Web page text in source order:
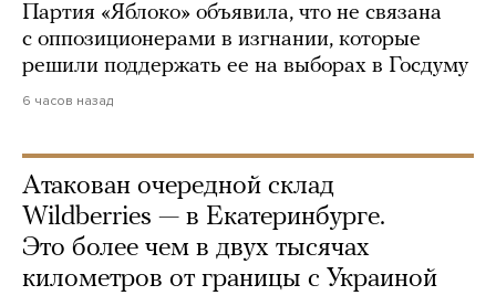
Партия «Яблоко» объявила, что не связана
с оппозиционерами в изгнании, которые
решили поддержать ее на выборах в Госдуму
6 часов назад
Атакован очередной склад
Wildberries — в Екатеринбурге.
Это более чем в двух тысячах
километров от границы с Украиной